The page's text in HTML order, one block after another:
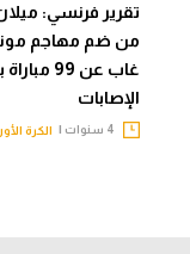
تقرير فرنسي:
من ضم مهاجم
غاب عن 99
الإصابات
الكرة